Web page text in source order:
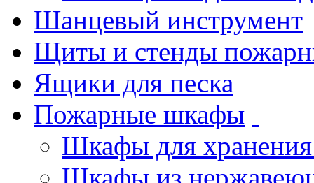
Шанцевый инструмент
Щиты и стенды
Ящики для песка
Пожарные шкафы
Шкафы для хранения
Шкафы из